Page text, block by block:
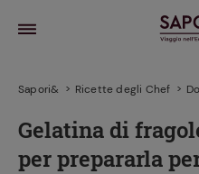
Sapori& Ricette degli Chef
Gelatina di
per prepararla